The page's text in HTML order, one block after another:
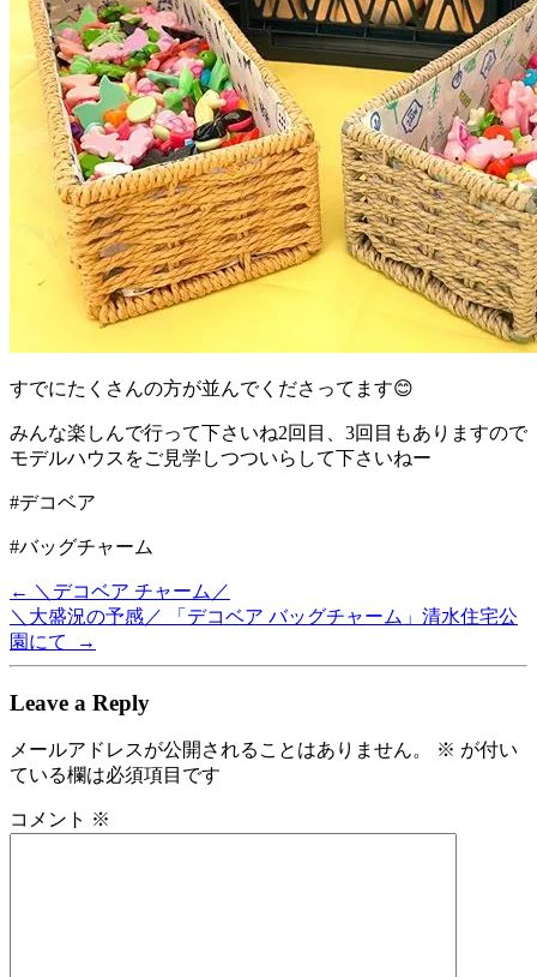
すでにたくさんの方が並んでくださってます️😊
みんな楽しんで行って下さいね2回目、3回目もありますので
モデルハウスをご見学しつついらして下さいねー
#デコベア
#バッグチャーム
Post
navigation
← ＼デコベア チャーム／
＼大盛況の予感／ 「デコベア バッグチャーム」清水住宅公
園にて
→
Leave a Reply
メールアドレスが公開されることはありません。 ※ が付い
ている欄は必須項目です
コメント ※